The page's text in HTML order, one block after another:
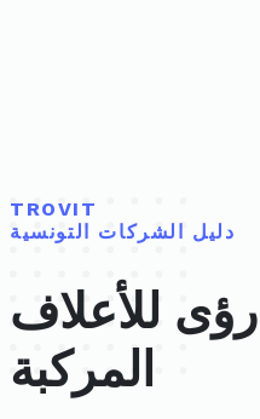
TROVIT
دليل الشركات التونسية
للأعلاف
المركبة